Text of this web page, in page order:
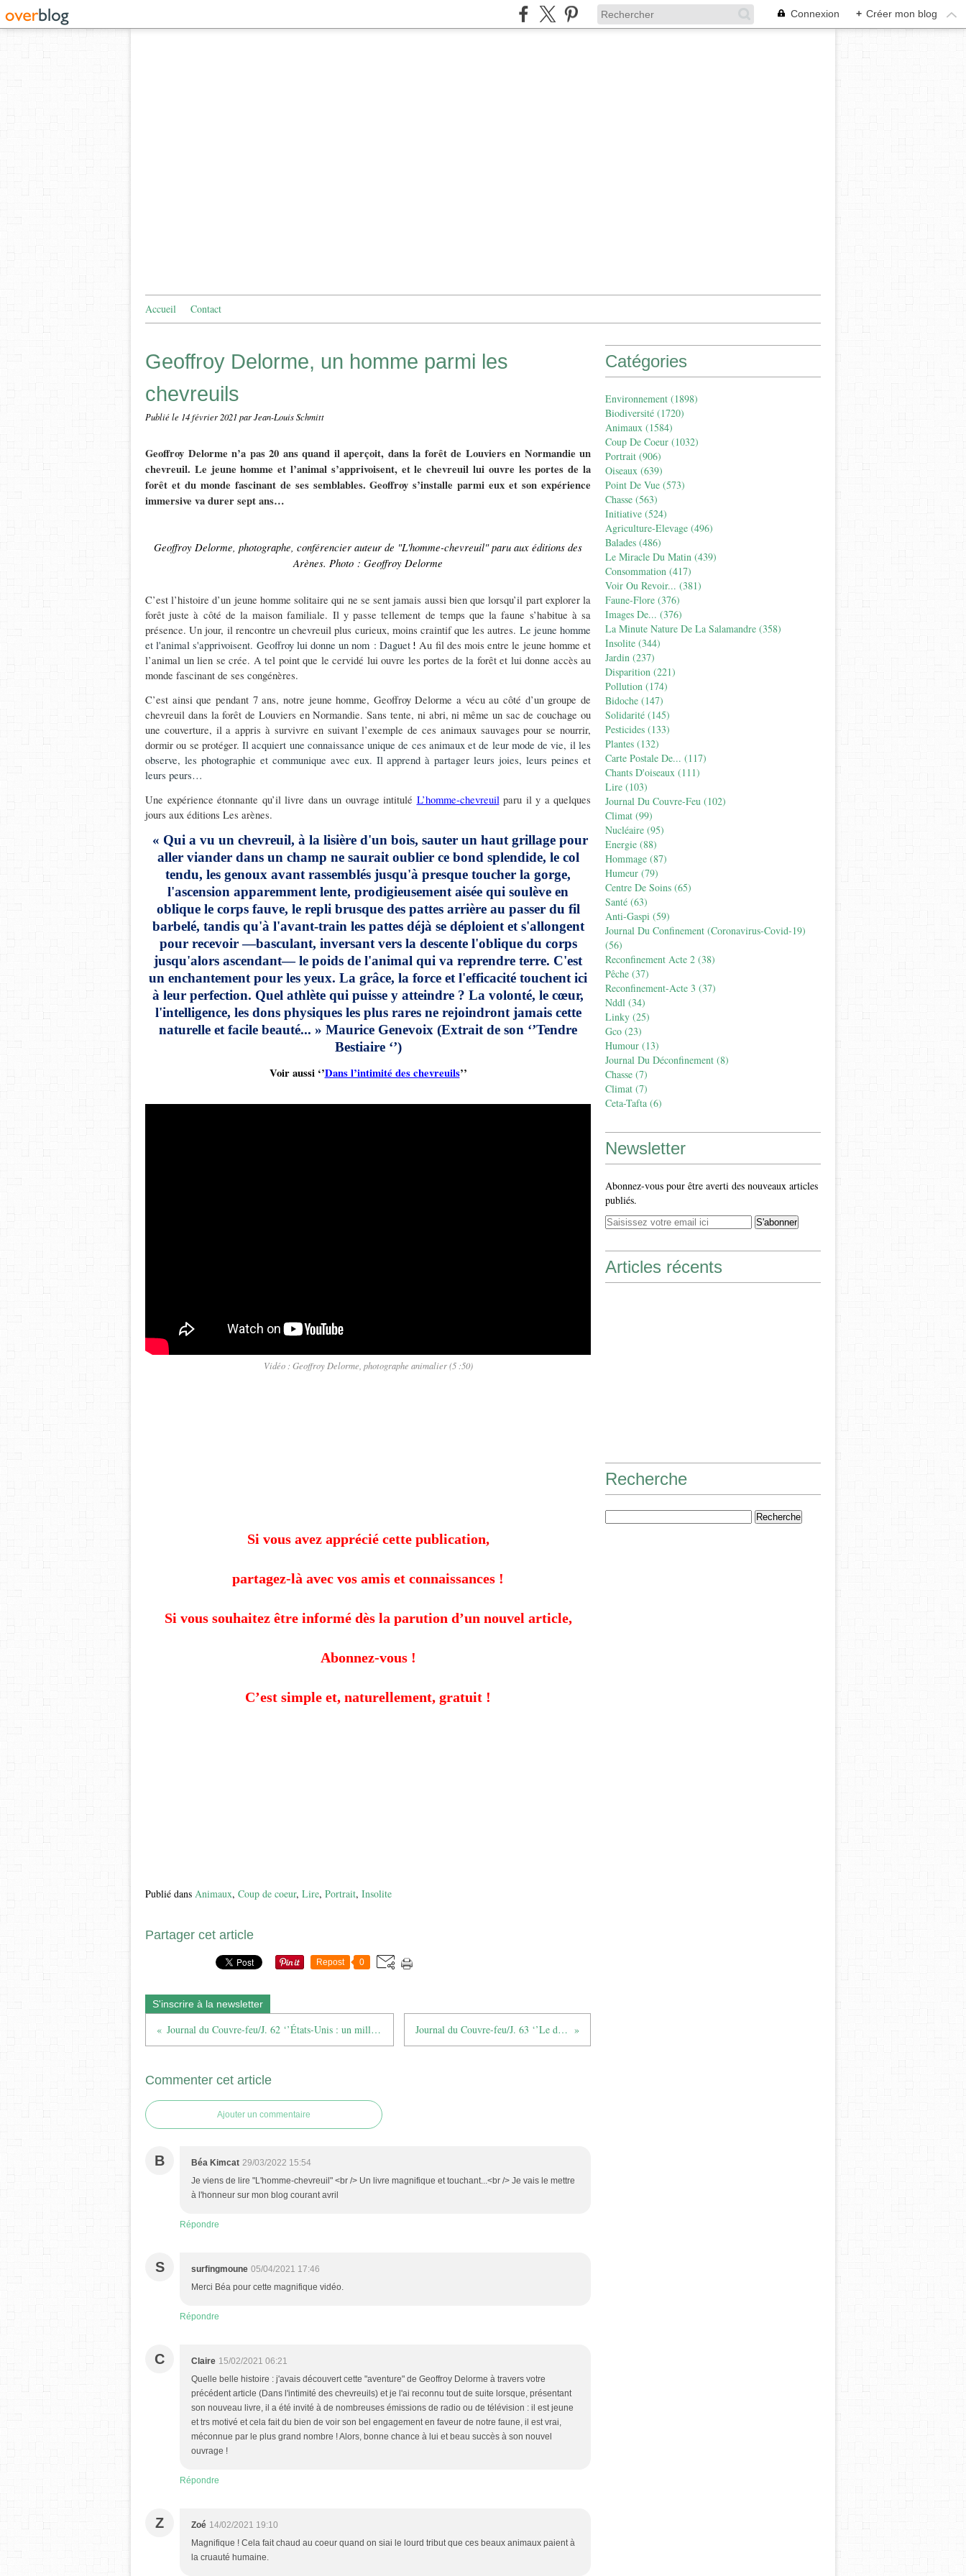
Connexion + Créer mon blog
Accueil Contact
Geoffroy Delorme, un homme parmi les
chevreuils
Publié le 14 février 2021par Jean-Louis Schmitt
Geoffroy Delorme n’a pas 20 ans quand il aperçoit, dans la forêt de Louviers en Normandie un
chevreuil. Le jeune homme et l’animal s’apprivoisent, et le chevreuil lui ouvre les portes de la
forêt et du monde fascinant de ses semblables. Geoffroy s’installe parmi eux et son expérience
immersive va durer sept ans…
Geoffroy Delorme, photographe, conférencier auteur de "L'homme-chevreuil" paru aux éditions des
Arènes. Photo : Geoffroy Delorme
C’est l’histoire d’un jeune homme solitaire qui ne se sent jamais aussi bien que lorsqu’il part explorer la
forêt juste à côté de la maison familiale. Il y passe tellement de temps que la faune s’habitue à sa
présence. Un jour, il rencontre un chevreuil plus curieux, moins craintif que les autres. Le jeune homme
et l'animal s'apprivoisent. Geoffroy lui donne un nom : Daguet! Au fil des mois entre le jeune homme et
l’animal un lien se crée. A tel point que le cervidé lui ouvre les portes de la forêt et lui donne accès au
monde fascinant de ses congénères.
C’est ainsi que pendant 7 ans, notre jeune homme, Geoffroy Delorme a vécu au côté d’un groupe de
chevreuil dans la forêt de Louviers en Normandie. Sans tente, ni abri, ni même un sac de couchage ou
une couverture, il a appris à survivre en suivant l’exemple de ces animaux sauvages pour se nourrir,
dormir ou se protéger.Il acquiert une connaissance unique de ces animaux et de leur mode de vie, il les
observe, les photographie et communique avec eux. Il apprend à partager leurs joies, leurs peines et
leurs peurs…
Une expérience étonnante qu’il livre dans un ouvrage intitulé L’homme-chevreuilparu il y a quelques
jours aux éditions Les arènes.
« Qui a vu un chevreuil, à la lisière d'un bois, sauter un haut grillage pour
aller viander dans un champ ne saurait oublier ce bond splendide, le col
tendu, les genoux avant rassemblés jusqu'à presque toucher la gorge,
l'ascension apparemment lente, prodigieusement aisée qui soulève en
oblique le corps fauve, le repli brusque des pattes arrière au passer du fil
barbelé, tandis qu'à l'avant-train les pattes déjà se déploient et s'allongent
pour recevoir —basculant, inversant vers la descente l'oblique du corps
jusqu'alors ascendant— le poids de l'animal qui va reprendre terre. C'est
un enchantement pour les yeux. La grâce, la force et l'efficacité touchent ici
à leur perfection. Quel athlète qui puisse y atteindre ? La volonté, le cœur,
l'intelligence, les dons physiques les plus rares ne rejoindront jamais cette
naturelle et facile beauté... » Maurice Genevoix (Extrait de son ‘’Tendre
Bestiaire ‘’)
Voir aussi ‘’Dans l’intimité des chevreuils’’
Vidéo : Geoffroy Delorme, photographe animalier (5 :50)
Si vous avez apprécié cette publication,
partagez-là avec vos amis et connaissances !
Si vous souhaitez être informé dès la parution d’un nouvel article,
Abonnez-vous !
C’est simple et, naturellement, gratuit !
Publié dans Animaux, Coup de coeur, Lire, Portrait, Insolite
Partager cet article
Repost 0
S'inscrire à la newsletter
Journal du Couvre-feu/J. 62 ‘’États-Unis : un million d'oiseaux tués par des éoliennes chaque année’’ Journal du Couvre-feu/J. 63 ‘’Le danger du drone sur la faune sauvage’’
Commenter cet article
Ajouter un commentaire
B Béa Kimcat 29/03/2022 15:54
Je viens de lire "L'homme-chevreuil" <br /> Un livre magnifique et touchant...<br /> Je vais le mettre
à l'honneur sur mon blog courant avril
Répondre
S surfingmoune 05/04/2021 17:46
Merci Béa pour cette magnifique vidéo.
Répondre
C Claire 15/02/2021 06:21
Quelle belle histoire : j'avais découvert cette "aventure" de Geoffroy Delorme à travers votre
précédent article (Dans l'intimité des chevreuils) et je l'ai reconnu tout de suite lorsque, présentant
son nouveau livre, il a été invité à de nombreuses émissions de radio ou de télévision : il est jeune
et trs motivé et cela fait du bien de voir son bel engagement en faveur de notre faune, il est vrai,
méconnue par le plus grand nombre ! Alors, bonne chance à lui et beau succès à son nouvel
ouvrage !
Répondre
Z Zoé 14/02/2021 19:10
Magnifique ! Cela fait chaud au coeur quand on siai le lourd tribut que ces beaux animaux paient à
la cruauté humaine.
Catégories
Environnement (1898)
Biodiversité (1720)
Animaux (1584)
Coup De Coeur (1032)
Portrait (906)
Oiseaux (639)
Point De Vue (573)
Chasse (563)
Initiative (524)
Agriculture-Elevage (496)
Balades (486)
Le Miracle Du Matin (439)
Consommation (417)
Voir Ou Revoir... (381)
Faune-Flore (376)
Images De... (376)
La Minute Nature De La Salamandre (358)
Insolite (344)
Jardin (237)
Disparition (221)
Pollution (174)
Bidoche (147)
Solidarité (145)
Pesticides (133)
Plantes (132)
Carte Postale De... (117)
Chants D'oiseaux (111)
Lire (103)
Journal Du Couvre-Feu (102)
Climat (99)
Nucléaire (95)
Energie (88)
Hommage (87)
Humeur (79)
Centre De Soins (65)
Santé (63)
Anti-Gaspi (59)
Journal Du Confinement (coronavirus-Covid-19)
(56)
Reconfinement Acte 2 (38)
Pêche (37)
Reconfinement-Acte 3 (37)
Nddl (34)
Linky (25)
Gco (23)
Humour (13)
Journal Du Déconfinement (8)
Chasse (7)
Climat (7)
Ceta-Tafta (6)
Newsletter
Abonnez-vous pour être averti des nouveaux articles
publiés.
Articles récents
Recherche